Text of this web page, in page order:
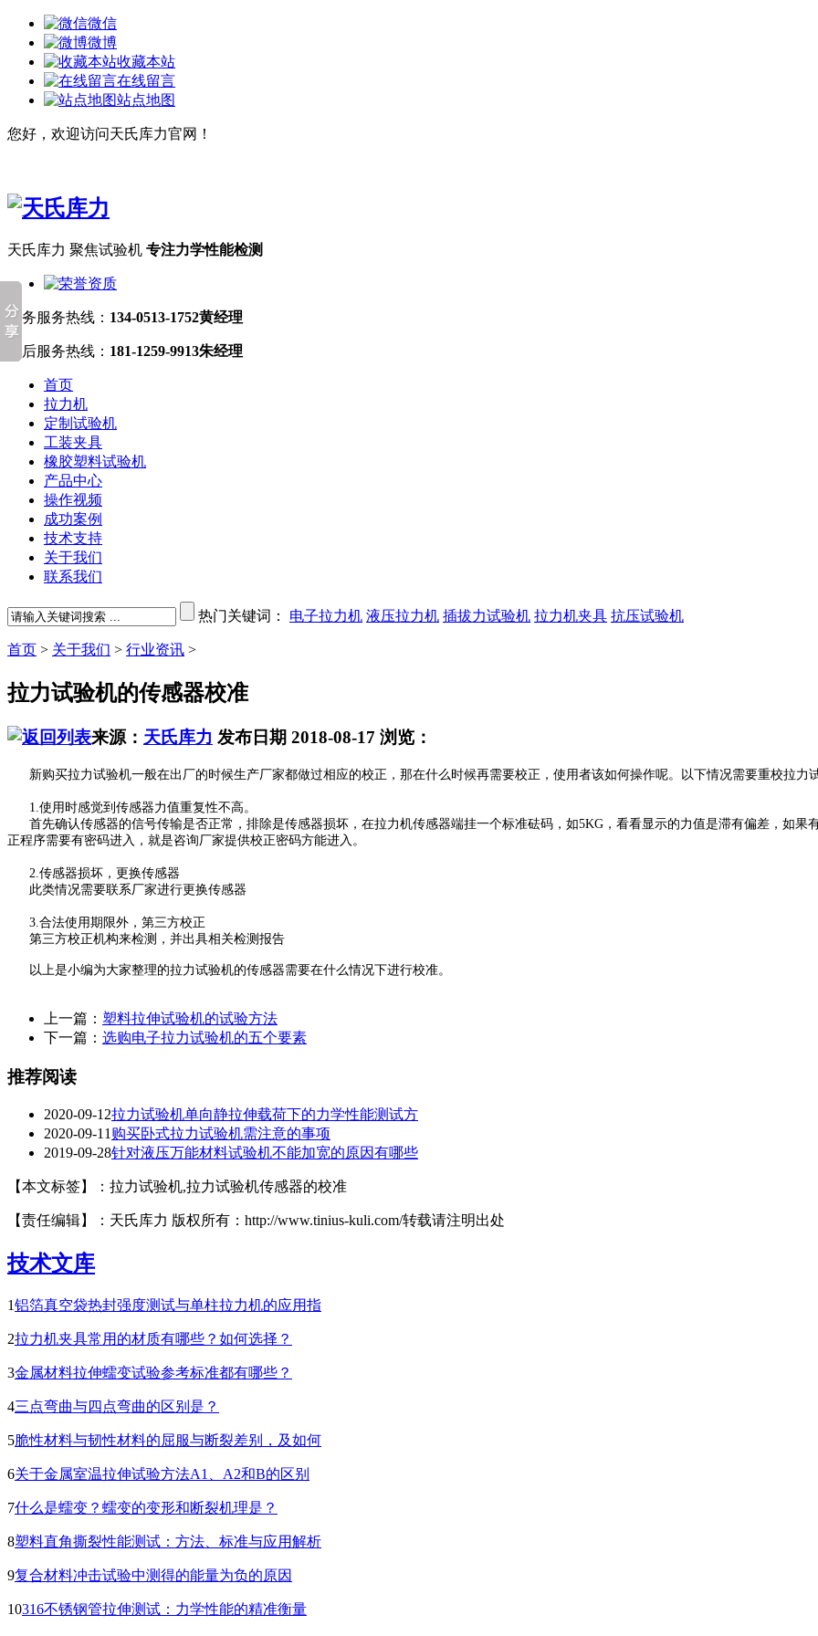
微信
微博
收藏本站
在线留言
站点地图
您好，欢迎访问天氏库力官网！
天氏库力 聚焦试验机 专注力学性能检测
业务服务热线： 134-0513-1752黄经理
售后服务热线： 181-1259-9913朱经理
首页
拉力机
定制试验机
工装夹具
橡胶塑料试验机
产品中心
操作视频
成功案例
技术支持
关于我们
联系我们
热门关键词： 电子拉力机 液压拉力机 插拔力试验机 拉力机夹具 抗压试验机
首页 > 关于我们 > 行业资讯 >
拉力试验机的传感器校准
来源： 天氏库力 发布日期 2018-08-17 浏览：
新购买拉力试验机一般在出厂的时候生产厂家都做过相应的校正，那在什么时候再需要校正，使用者该如何操作呢。以下情况需要重校拉力
1.使用时感觉到传感器力值重复性不高。
首先确认传感器的信号传输是否正常，排除是传感器损坏，在拉力机传感器端挂一个标准砝码，如5KG，看看显示的力值是滞有偏差，如果
正程序需要有密码进入，就是咨询厂家提供校正密码方能进入。
2.传感器损坏，更换传感器
此类情况需要联系厂家进行更换传感器
3.合法使用期限外，第三方校正
第三方校正机构来检测，并出具相关检测报告
以上是小编为大家整理的拉力试验机的传感器需要在什么情况下进行校准。
上一篇： 塑料拉伸试验机的试验方法
下一篇： 选购电子拉力试验机的五个要素
推荐阅读
2020-09-12拉力试验机单向静拉伸载荷下的力学性能测试方
2020-09-11 购买卧式拉力试验机需注意的事项
2019-09-28针对液压万能材料试验机不能加宽的原因有哪些
【本文标签】：拉力试验机,拉力试验机传感器的校准
【责任编辑】：天氏库力 版权所有：http://www.tinius-kuli.com/转载请注明出处
技术文库
1铝箔真空袋热封强度测试与单柱拉力机的应用指
2拉力机夹具常用的材质有哪些？如何选择？
3金属材料拉伸蠕变试验参考标准都有哪些？
4三点弯曲与四点弯曲的区别是？
5脆性材料与韧性材料的屈服与断裂差别，及如何
6关于金属室温拉伸试验方法A1、A2和B的区别
7什么是蠕变？蠕变的变形和断裂机理是？
8塑料直角撕裂性能测试：方法、标准与应用解析
9复合材料冲击试验中测得的能量为负的原因
10316不锈钢管拉伸测试：力学性能的精准衡量